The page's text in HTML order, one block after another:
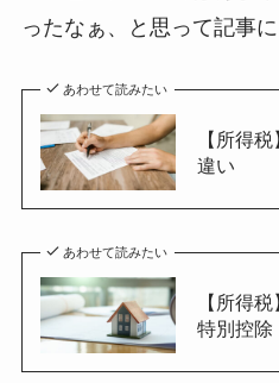
ったなぁ、と思って記事に
あわせて読みたい
【所得
違い
あわせて読みたい
【所得
特別控除